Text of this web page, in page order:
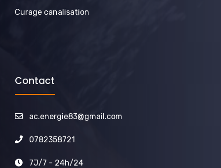
Curage canalisation
Contact
ac.energie83@gmail.com
0782358721
7J/7 - 24h/24